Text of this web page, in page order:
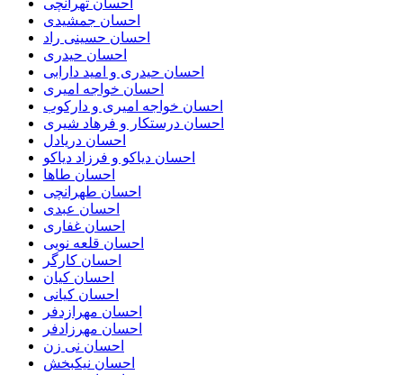
احسان تهرانچی
احسان جمشیدی
احسان حسینی راد
احسان حیدری
احسان حیدری و امید دارابی
احسان خواجه امیری
احسان خواجه امیری و دارکوب
احسان درستكار و فرهاد شيرى
احسان دریادل
احسان دیاکو و فرزاد دیاکو
احسان طاها
احسان طهرانچی
احسان عبدی
احسان غفاری
احسان قلعه نویی
احسان کارگر
احسان کیان
احسان کیانی
احسان مهرازدفر
احسان مهرزادفر
احسان نی زن
احسان نیکبخش